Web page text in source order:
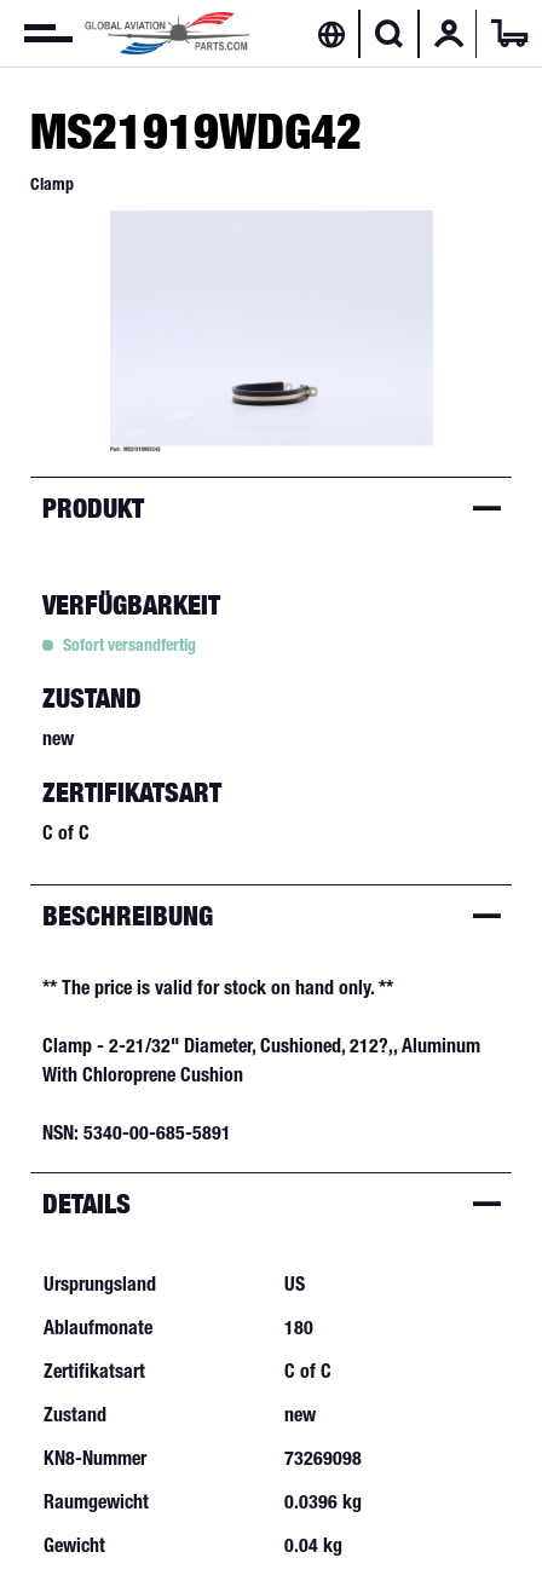
MS21919WDG42
Clamp
PRODUKT
VERFÜGBARKEIT
Sofort versandfertig
ZUSTAND
new
ZERTIFIKATSART
C of C
BESCHREIBUNG
** The price is valid for stock on hand only. **
Clamp - 2-21/32" Diameter, Cushioned, 212?,, Aluminum
With Chloroprene Cushion
NSN: 5340-00-685-5891
DETAILS
Ursprungsland
US
Ablaufmonate
180
Zertifikatsart
C of C
Zustand
new
KN8-Nummer
73269098
Raumgewicht
0.0396 kg
Gewicht
0.04 kg